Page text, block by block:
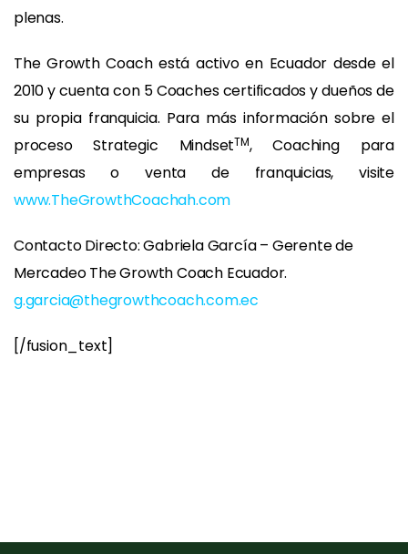
plenas.
The Growth Coach está activo en Ecuador desde el
2010 y cuenta con 5 Coaches certificados y dueños de
su propia franquicia. Para más información sobre el
proceso Strategic MindsetTM, Coaching para
empresas o venta de franquicias, visite
www.TheGrowthCoachah.com
Contacto Directo: Gabriela García – Gerente de
Mercadeo The Growth Coach Ecuador.
g.garcia@thegrowthcoach.com.ec
[/fusion_text]